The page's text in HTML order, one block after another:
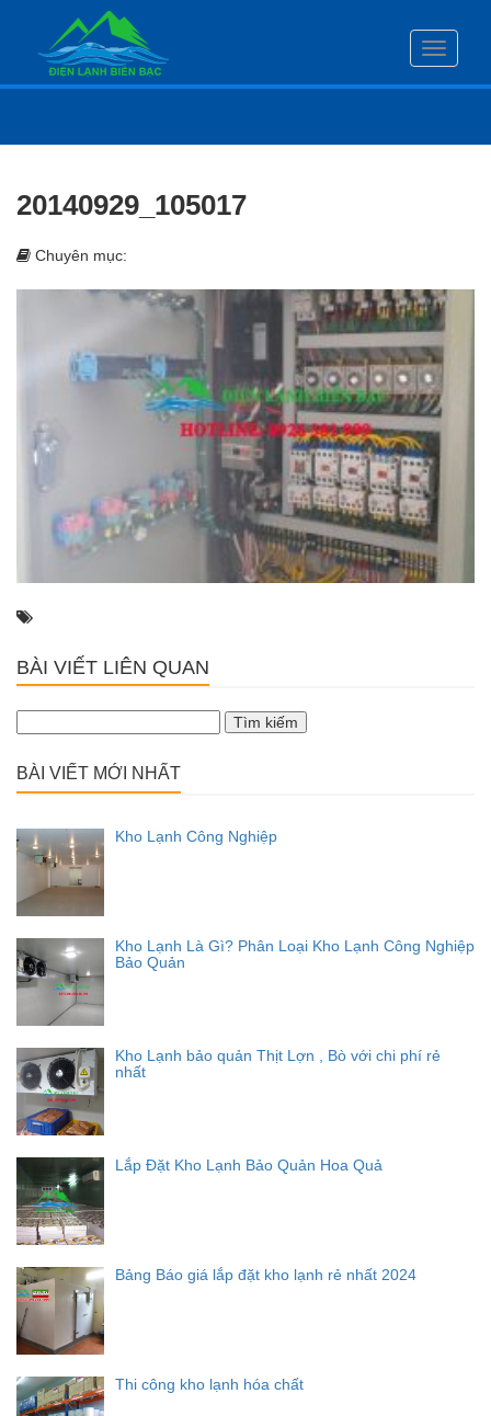
Toggle
20140929_105017
Chuyên mục:
BÀI VIẾT LIÊN QUAN
kiếm
BÀI VIẾT MỚI NHẤT
Kho Lạnh Công Nghiệp
Kho Lạnh Là Gì? Phân Loại Kho Lạnh Công Nghiệp
Bảo Quản
Kho Lạnh bảo quản Thịt Lợn , Bò với chi phí rẻ
nhất
Lắp Đặt Kho Lạnh Bảo Quản Hoa Quả
Bảng Báo giá lắp đặt kho lạnh rẻ nhất 2024
Thi công kho lạnh hóa chất